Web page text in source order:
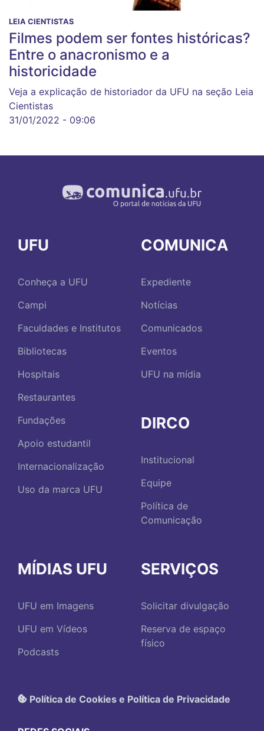
LEIA CIENTISTAS
Filmes podem ser fontes históricas?
Entre o anacronismo e a
historicidade
Veja a explicação de historiador da UFU na seção Leia
Cientistas
31/01/2022 - 09:06
UFU
Conheça a UFU
Campi
Faculdades e Institutos
Bibliotecas
Hospitais
Restaurantes
Fundações
Apoio estudantil
Internacionalização
Uso da marca UFU
COMUNICA
Expediente
Notícias
Comunicados
Eventos
UFU na mídia
DIRCO
Institucional
Equipe
Política de
Comunicação
MÍDIAS UFU
UFU em Imagens
UFU em Vídeos
Podcasts
SERVIÇOS
Solicitar divulgação
Reserva de espaço
físico
Política de Cookies e Política de Privacidade